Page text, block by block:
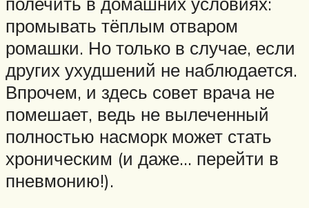
промывать тёплым отваром
ромашки. Но только в случае, если
других ухудшений не наблюдается.
Впрочем, и здесь совет врача не
помешает, ведь не вылеченный
полностью насморк может стать
хроническим (и даже… перейти в
пневмонию!).